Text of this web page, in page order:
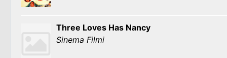
Three Loves Has Nancy
Sinema Filmi